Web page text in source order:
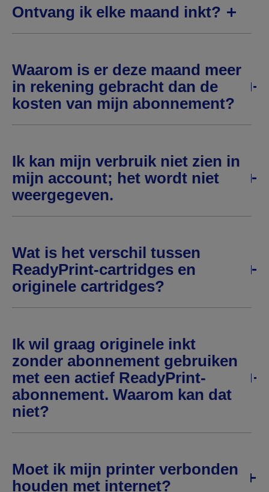
Ontvang ik elke maand inkt?
Waarom is er deze maand meer
in rekening gebracht dan de
kosten van mijn abonnement?
Ik kan mijn verbruik niet zien in
mijn account; het wordt niet
weergegeven.
Wat is het verschil tussen
ReadyPrint-cartridges en
originele cartridges?
Ik wil graag originele inkt
zonder abonnement gebruiken
met een actief ReadyPrint-
abonnement. Waarom kan dat
niet?
Moet ik mijn printer verbonden
houden met internet?